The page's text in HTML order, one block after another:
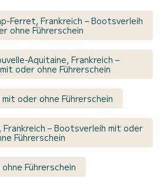
Ferret, Frankreich – Bootsverleih
ohne Führerschein
Aquitaine, Frankreich –
oder ohne Führerschein
oder ohne Führerschein
– Bootsverleih mit oder
Führerschein
Führerschein